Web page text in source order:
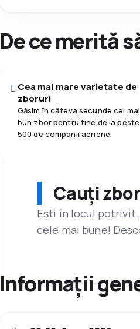
De ce merită
Cea mai mare varietate de
zboruri
Găsim în câteva secunde cel mai
bun zbor pentru tine de la peste
500 de companii aeriene.
Cauți
Ești în locul
cele mai bune!
Informații